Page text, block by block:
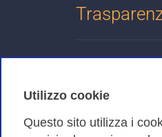
Utilizzo cookie
Questo sito utilizza i
Cookies Policy